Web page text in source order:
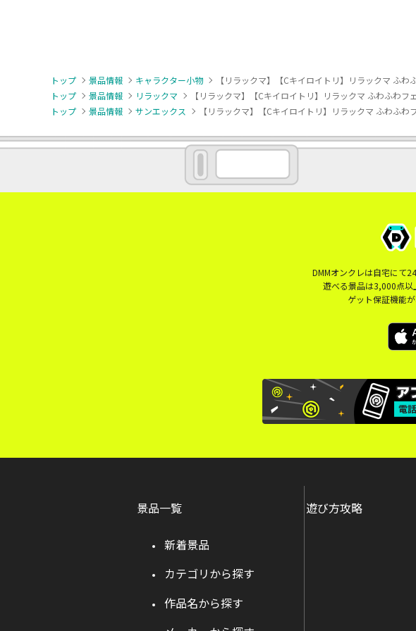
トップ 景品情報 キャラクター小物
【リラックマ】【Cキイロイトリ】リラックマ ふ
トップ
景品情報 リラックマ
【リラックマ】【Cキイロイトリ】リラックマ ふわふわフ
トップ
景品情報 サンエックス 【リラックマ】【Cキイロイトリ】リラックマ ふわふ
DMMオンクレは自宅にて
遊べる景品は3,000点以
ゲット保証機能
景品一覧
新着景品
カテゴリから探す
作品名から探す
遊び方攻略